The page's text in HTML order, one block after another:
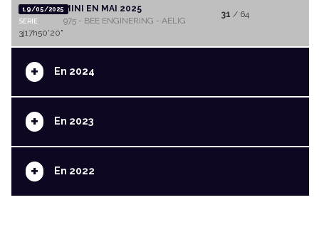
19/05/2025
SERIE
MINI EN MAI 2025
975 - BEE ENGINERING - AELIG
31 / 64
3j17h50'20"
+ En 2024
+ En 2023
+ En 2022